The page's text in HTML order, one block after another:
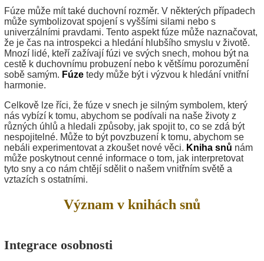
Fúze může mít také duchovní rozměr. V některých případech
může symbolizovat spojení s vyššími silami nebo s
univerzálními pravdami. Tento aspekt fúze může naznačovat,
že je čas na introspekci a hledání hlubšího smyslu v životě.
Mnozí lidé, kteří zažívají fúzi ve svých snech, mohou být na
cestě k duchovnímu probuzení nebo k většímu porozumění
sobě samým. Fúze tedy může být i výzvou k hledání vnitřní
harmonie.
Celkově lze říci, že fúze v snech je silným symbolem, který
nás vybízí k tomu, abychom se podívali na naše životy z
různých úhlů a hledali způsoby, jak spojit to, co se zdá být
nespojitelné. Může to být povzbuzení k tomu, abychom se
nebáli experimentovat a zkoušet nové věci. Kniha snů nám
může poskytnout cenné informace o tom, jak interpretovat
tyto sny a co nám chtějí sdělit o našem vnitřním světě a
vztazích s ostatními.
Význam v knihách snů
Integrace osobnosti